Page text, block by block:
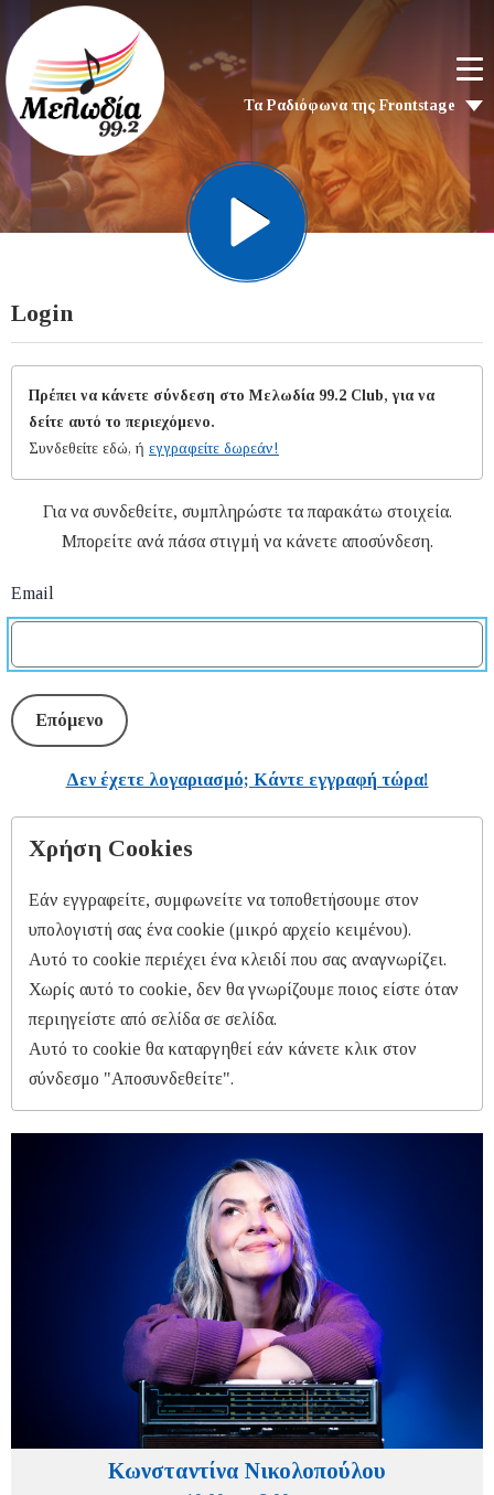
Τα Ραδιόφωνα της Frontstage
Login
Πρέπει να κάνετε σύνδεση στο Μελωδία 99.2 Club, για να
δείτε αυτό το περιεχόμενο.
Συνδεθείτε εδώ, ή εγγραφείτε δωρεάν!
Για να συνδεθείτε, συμπληρώστε τα παρακάτω στοιχεία.
Μπορείτε ανά πάσα στιγμή να κάνετε αποσύνδεση.
Email
Επόμενο
Δεν έχετε λογαριασμό; Κάντε εγγραφή τώρα!
Χρήση Cookies
Εάν εγγραφείτε, συμφωνείτε να τοποθετήσουμε στον
υπολογιστή σας ένα cookie (μικρό αρχείο κειμένου).
Αυτό το cookie περιέχει ένα κλειδί που σας αναγνωρίζει.
Χωρίς αυτό το cookie, δεν θα γνωρίζουμε ποιος είστε όταν
περιηγείστε από σελίδα σε σελίδα.
Αυτό το cookie θα καταργηθεί εάν κάνετε κλικ στον
σύνδεσμο "Αποσυνδεθείτε".
Κωνσταντίνα Νικολοπούλου